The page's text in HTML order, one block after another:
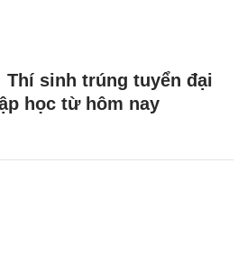
Thí sinh trúng tuyển đại
học từ hôm nay